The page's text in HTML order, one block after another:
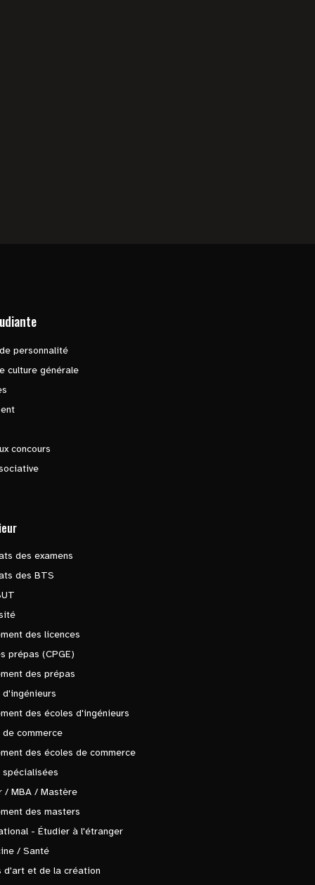
personnalité
culture générale
concours
des examens
des BTS
des licences
prépas (CPGE)
des prépas
d'ingénieurs
des écoles d'ingénieurs
de commerce
des écoles de commerce
spécialisées
/ MBA / Mastère
des masters
- Étudier à l'étranger
/ Santé
d'art et de la création